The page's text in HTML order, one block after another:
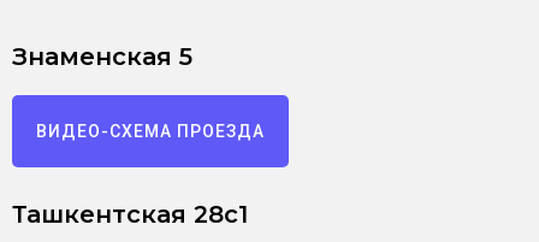
Знаменская 5
ВИДЕО-СХЕМА ПРОЕЗДА
Ташкентская 28с1